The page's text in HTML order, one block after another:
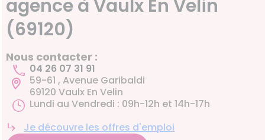
agence à Vaulx En Velin
(69120)
Nous contacter :
04 26 07 31 91
59-61 , Avenue Garibaldi
69120 Vaulx En Velin
Lundi au Vendredi : 09h-12h et 14h-17h
Je découvre les offres d'emploi